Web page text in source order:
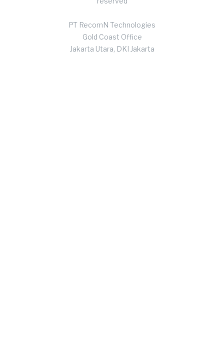
PT RecomN Technologies
Gold Coast Office
Jakarta Utara, DKI Jakarta